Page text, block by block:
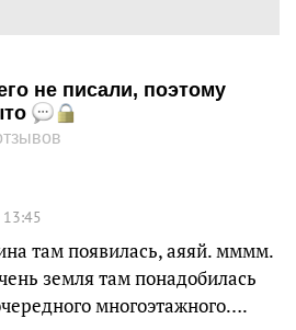
не писали, поэтому
там появилась, аяяй. мммм.
земля там понадобилась
многоэтажного….